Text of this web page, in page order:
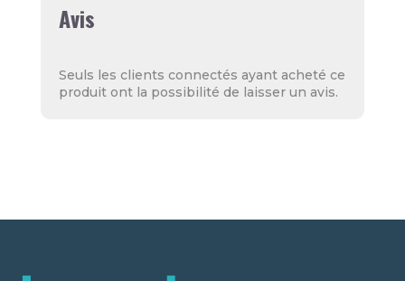
Avis
Seuls les clients connectés ayant acheté ce
produit ont la possibilité de laisser un avis.